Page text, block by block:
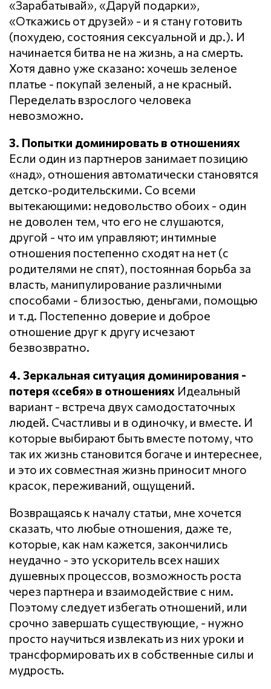
«Зарабатывай», «Даруй подарки»,
«Откажись от друзей» - и я стану готовить
(похудею, состояния сексуальной и др.). И
начинается битва не на жизнь, а на смерть.
Хотя давно уже сказано: хочешь зеленое
платье - покупай зеленый, а не красный.
Переделать взрослого человека
невозможно.
3. Попытки доминировать в отношениях
Если один из партнеров занимает позицию
«над», отношения автоматически становятся
детско-родительскими. Со всеми
вытекающими: недовольство обоих - один
не доволен тем, что его не слушаются,
другой - что им управляют; интимные
отношения постепенно сходят на нет (с
родителями не спят), постоянная борьба за
власть, манипулирование различными
способами - близостью, деньгами, помощью
и т.д. Постепенно доверие и доброе
отношение друг к другу исчезают
безвозвратно.
4. Зеркальная ситуация доминирования -
потеря «себя» в отношениях Идеальный
вариант - встреча двух самодостаточных
людей. Счастливы и в одиночку, и вместе. И
которые выбирают быть вместе потому, что
так их жизнь становится богаче и интереснее,
и это их совместная жизнь приносит много
красок, переживаний, ощущений.
Возвращаясь к началу статьи, мне хочется
сказать, что любые отношения, даже те,
которые, как нам кажется, закончились
неудачно - это ускоритель всех наших
душевных процессов, возможность роста
через партнера и взаимодействие с ним.
Поэтому следует избегать отношений, или
срочно завершать существующие, - нужно
просто научиться извлекать из них уроки и
трансформировать их в собственные силы и
мудрость.